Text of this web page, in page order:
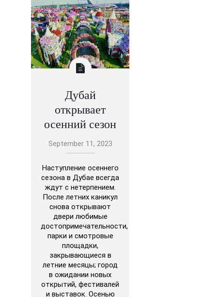
Дубай
открывает
осенний сезон
September 11, 2023
Наступление осеннего
сезона в Дубае всегда
ждут с нетерпением.
После летних каникул
снова открывают
двери любимые
достопримечательности,
парки и смотровые
площадки,
закрывающиеся в
летние месяцы; город
в ожидании новых
открытий, фестивалей
и выставок. Осенью